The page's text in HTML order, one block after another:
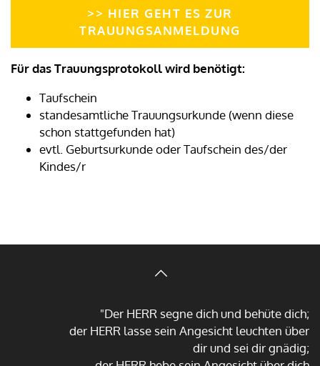
>> HIER GEHT ES ZUR
TRAUUNGSANMELDUNG
Für das Trauungsprotokoll wird benötigt:
Taufschein
standesamtliche Trauungsurkunde (wenn diese
schon stattgefunden hat)
evtl. Geburtsurkunde oder Taufschein des/der
Kindes/r
"Der HERR segne dich und behüte dich;
der HERR lasse sein Angesicht leuchten über
dir und sei dir gnädig;